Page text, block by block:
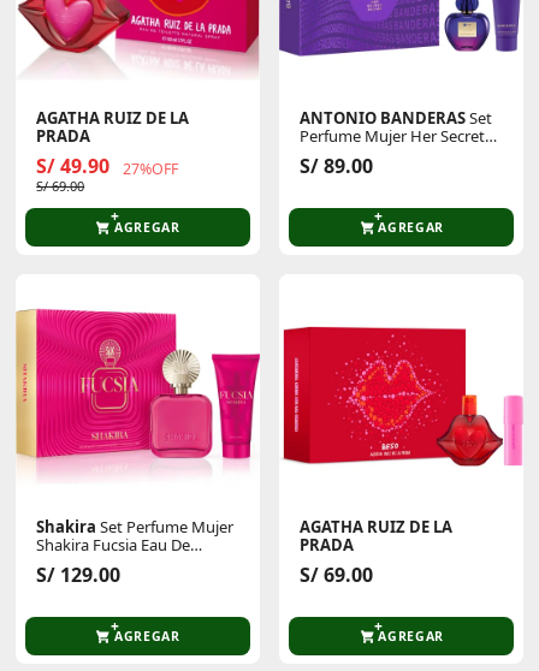
AGATHA RUIZ DE LA
PRADA
Perfume Mujer Beso Eau De
Toilette 50 Ml
S/ 49.90 27%OFF
S/ 69.00
AGREGAR
ANTONIO BANDERASSet
Perfume Mujer Her Secret
Desire Eau De Toilette 50 Ml
+ Hydrating Body Lotion 75
S/ 89.00
AGREGAR
Shakira Set Perfume Mujer
Shakira Fucsia Eau De
Parfum 80 Ml + Body Lotion
75ml
S/ 129.00
AGREGAR
AGATHA RUIZ DE LA
PRADA
Set Perfume Mujer Beso Eau
De Toilette 50 Ml + Make Up
S/ 69.00
AGREGAR